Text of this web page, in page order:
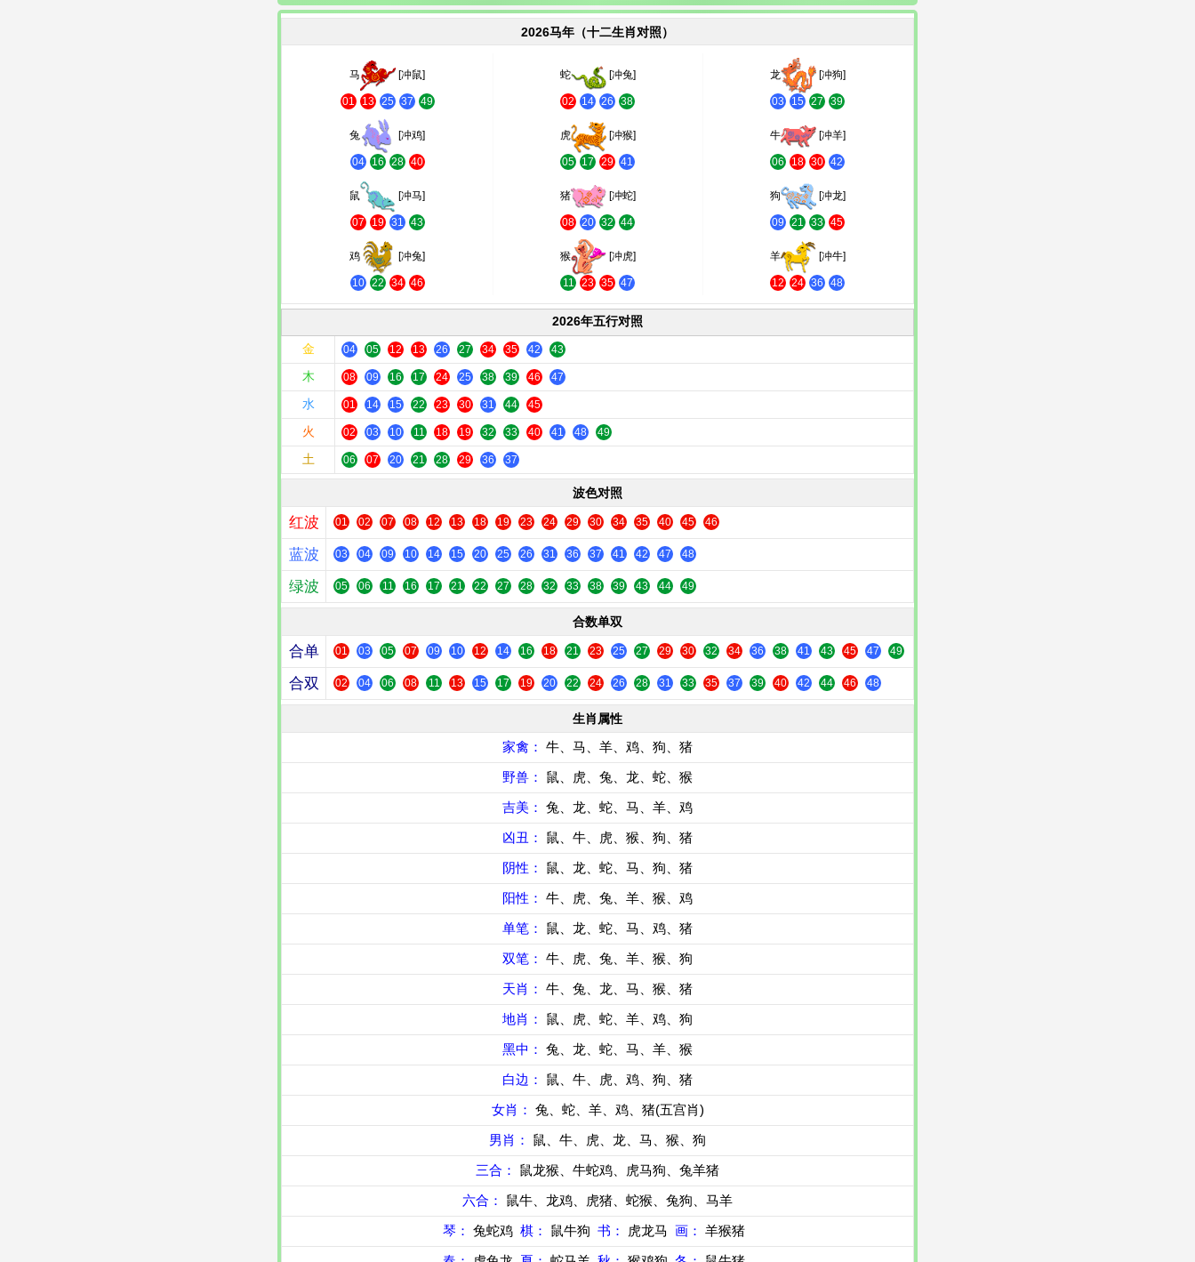
2026马年（十二生肖对照）
马 [冲鼠]
01 13 25 37 49
蛇 [冲兔]
02 14 26 38
龙 [冲狗]
03 15 27 39
兔 [冲鸡]
04 16 28 40
虎 [冲猴]
05 17 29 41
牛 [冲羊]
06 18 30 42
鼠 [冲马]
07 19 31 43
猪 [冲蛇]
08 20 32 44
狗 [冲龙]
09 21 33 45
鸡 [冲兔]
10 22 34 46
猴 [冲虎]
11 23 35 47
羊 [冲牛]
12 24 36 48
2026年五行对照
金
04 05 12 13 26 27 34 35 42 43
木 08 09 16 17 24 25 38 39 46 47
水 01 14 15 22 23 30 31 44 45
火 02 03 10 11 18 19 32 33 40 41 48 49
土 06 07 20 21 28 29 36 37
波色对照
红波 01 02 07 08 12 13 18 19 23 24 29 30 34 35 40 45 46
蓝波 03 04 09 10 14 15 20 25 26 31 36 37 41 42 47 48
绿波 05 06 11 16 17 21 22 27 28 32 33 38 39 43 44 49
合数单双
合单 01 03 05 07 09 10 12 14 16 18 21 23 25 27 29 30 32 34 36 38 41 43 45 47 49
合双 02 04 06 08 11 13 15 17 19 20 22 24 26 28 31 33 35 37 39 40 42 44 46 48
生肖属性
家禽： 牛、马、羊、鸡、狗、猪
野兽： 鼠、虎、兔、龙、蛇、猴
吉美： 兔、龙、蛇、马、羊、鸡
凶丑： 鼠、牛、虎、猴、狗、猪
阴性： 鼠、龙、蛇、马、狗、猪
阳性： 牛、虎、兔、羊、猴、鸡
单笔： 鼠、龙、蛇、马、鸡、猪
双笔： 牛、虎、兔、羊、猴、狗
天肖： 牛、兔、龙、马、猴、猪
地肖： 鼠、虎、蛇、羊、鸡、狗
黑中： 兔、龙、蛇、马、羊、猴
白边： 鼠、牛、虎、鸡、狗、猪
女肖： 兔、蛇、羊、鸡、猪(五宫肖)
男肖： 鼠、牛、虎、龙、马、猴、狗
三合： 鼠龙猴、牛蛇鸡、虎马狗、兔羊猪
六合： 鼠牛、龙鸡、虎猪、蛇猴、兔狗、马羊
琴： 兔蛇鸡 棋： 鼠牛狗 书： 虎龙马 画： 羊猴猪